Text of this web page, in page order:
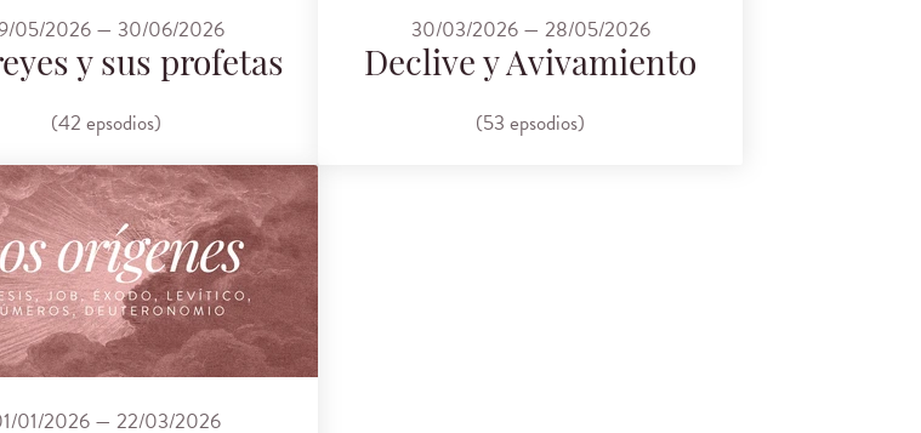
05/2026 — 30/06/2026
y sus profetas
(42 epsodios)
30/03/2026 — 28/05/2026
Declive y Avivamiento
(53 epsodios)
01/2026 — 22/03/2026